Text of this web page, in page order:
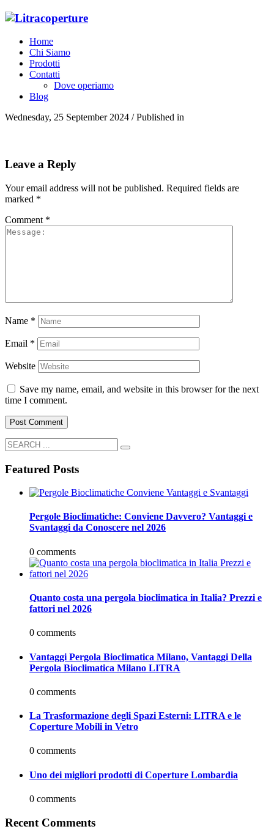
Home
Chi Siamo
Prodotti
Contatti
Dove operiamo
Blog
Wednesday, 25 September 2024 /Published in
Leave a Reply
Your email address will not be published. Required fields are
marked *
Comment *
Name *
Email *
Website
Save my name, email, and website in this browser for the next
time I comment.
Featured Posts
Pergole Bioclimatiche: Conviene Davvero? Vantaggi e
Svantaggi da Conoscere nel 2026
0 comments
Quanto costa una pergola bioclimatica in Italia? Prezzi e
fattori nel 2026
0 comments
Vantaggi Pergola Bioclimatica Milano, Vantaggi Della
Pergola Bioclimatica Milano LITRA
0 comments
La Trasformazione degli Spazi Esterni: LITRA e le
Coperture Mobili in Vetro
0 comments
Uno dei migliori prodotti di Coperture Lombardia
0 comments
Recent Comments